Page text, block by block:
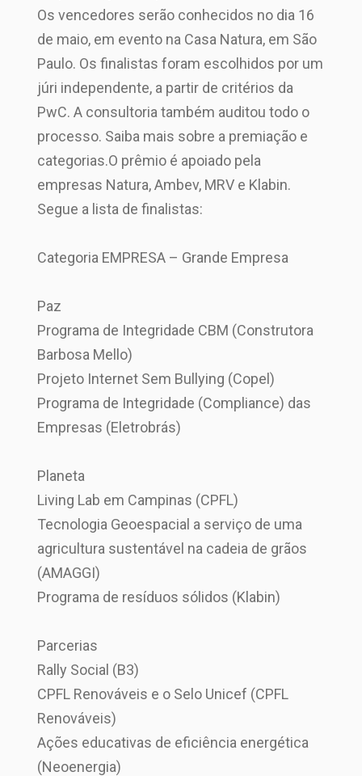
Os vencedores serão conhecidos no dia 16
de maio, em evento na Casa Natura, em São
Paulo. Os finalistas foram escolhidos por um
júri independente, a partir de critérios da
PwC. A consultoria também auditou todo o
processo. Saiba mais sobre a premiação e
categorias.O prêmio é apoiado pela
empresas Natura, Ambev, MRV e Klabin.
Segue a lista de finalistas:
Categoria EMPRESA – Grande Empresa
Paz
Programa de Integridade CBM (Construtora
Barbosa Mello)
Projeto Internet Sem Bullying (Copel)
Programa de Integridade (Compliance) das
Empresas (Eletrobrás)
Planeta
Living Lab em Campinas (CPFL)
Tecnologia Geoespacial a serviço de uma
agricultura sustentável na cadeia de grãos
(AMAGGI)
Programa de resíduos sólidos (Klabin)
Parcerias
Rally Social (B3)
CPFL Renováveis e o Selo Unicef (CPFL
Renováveis)
Ações educativas de eficiência energética
(Neoenergia)